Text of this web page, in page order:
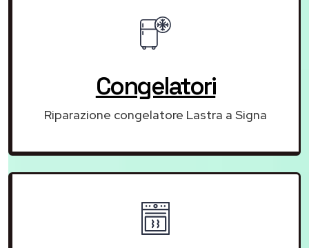
Congelatori
Riparazione congelatore Lastra a Signa